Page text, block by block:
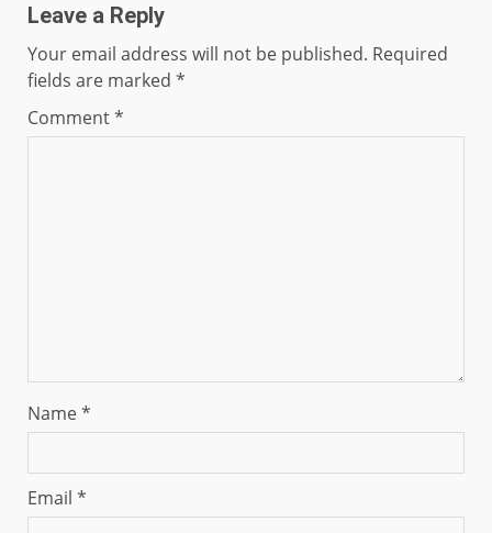
Leave a Reply
Your email address will not be published. Required
fields are marked *
Comment*
Name*
Email *